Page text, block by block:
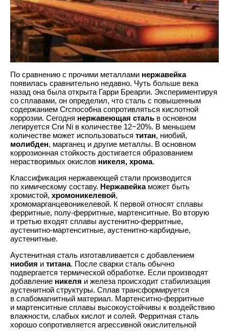
По сравнению с прочими металлами нержавейка
появилась сравнительно недавно. Чуть больше века
назад она была открыта Гарри Бреарли. Экспериментируя
со сплавами, он определил, что сталь с повышенным
содержанием Crспособна сопротивляться кислотной
коррозии. Сегодня нержавеющая сталь в основном
легируется Crи Ni в количестве 12−20%. В меньшем
количестве может использоваться титан, ниобий,
молибден, марганец и другие металлы. В основном
коррозионная стойкость достигается образованием
нерастворимых окислов никеля, хрома.
Классификация нержавеющей стали производится
по химическому составу. Нержавейкаможет быть
хромистой, хромоникелевой,
хромомарганцевоникелевой. К первой относят сплавы
ферритные, полу-ферритные, мартенситные. Во вторую
и третью входят сплавы аустенитно-ферритные,
аустенитно-мартенситные, аустенитно-карбидные,
аустенитные.
Аустенитная сталь изготавливается с добавлением
ниобия и титана. После сварки сталь обычно
подвергается термической обработке. Если производят
добавление никеля и железа происходит стабилизация
аустенитной структуры. Сплав трансформируется
в слабомагнитный материал. Мартенситно-ферритные
и мартенситные сплавы высокоустойчивы к воздействию
влажности, слабых кислот и солей. Ферритная сталь
хорошо сопротивляется агрессивной окислительной